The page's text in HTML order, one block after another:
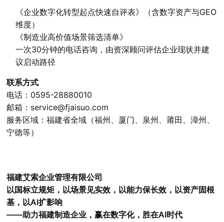
《企业数字化转型起点快速自评表》（含数字资产与GEO
维度）
《制造业高价值场景筛选清单》
一次30分钟的电话咨询，由资深顾问评估企业现状并建
议启动路径
联系方式
电话：0595-28880010
邮箱： service@fjaisuo.com
服务区域：福建省全域（福州、厦门、泉州、莆田、漳州、
宁德等）
福建艾索企业管理有限公司
以国标立规矩，以场景见实效，以能力保长效，以资产固根
基，以AI扩影响
——助力福建制造企业，赢在数字化，胜在AI时代